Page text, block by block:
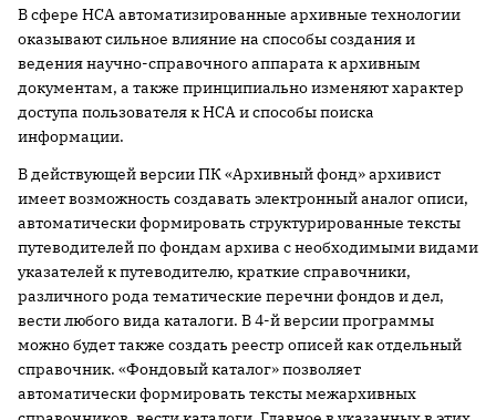
В сфере НСА автоматизированные архивные технологии
оказывают сильное влияние на способы создания и
ведения научно-справочного аппарата к архивным
документам, а также принципиально изменяют характер
доступа пользователя к НСА и способы поиска
информации.
В действующей версии ПК «Архивный фонд» архивист
имеет возможность создавать электронный аналог описи,
автоматически формировать структурированные тексты
путеводителей по фондам архива с необходимыми видами
указателей к путеводителю, краткие справочники,
различного рода тематические перечни фондов и дел,
вести любого вида каталоги. В 4-й версии программы
можно будет также создать реестр описей как отдельный
справочник. «Фондовый каталог» позволяет
автоматически формировать тексты межархивных